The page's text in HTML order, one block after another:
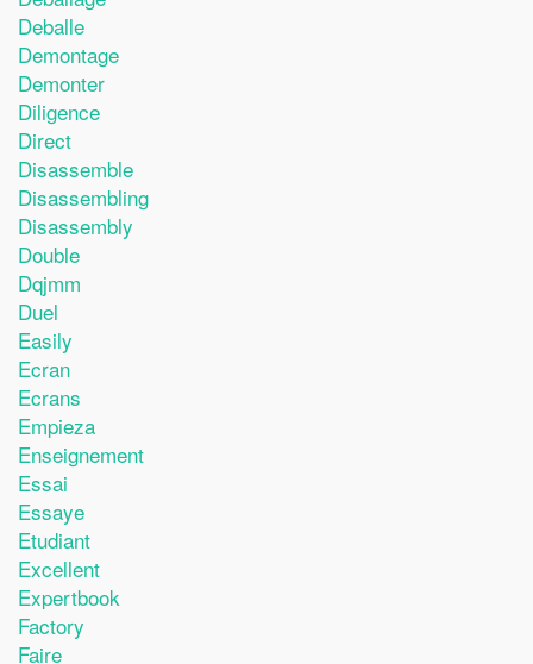
Deballe
Demontage
Demonter
Diligence
Direct
Disassemble
Disassembling
Disassembly
Double
Dqjmm
Duel
Easily
Ecran
Ecrans
Empieza
Enseignement
Essai
Essaye
Etudiant
Excellent
Expertbook
Factory
Faire